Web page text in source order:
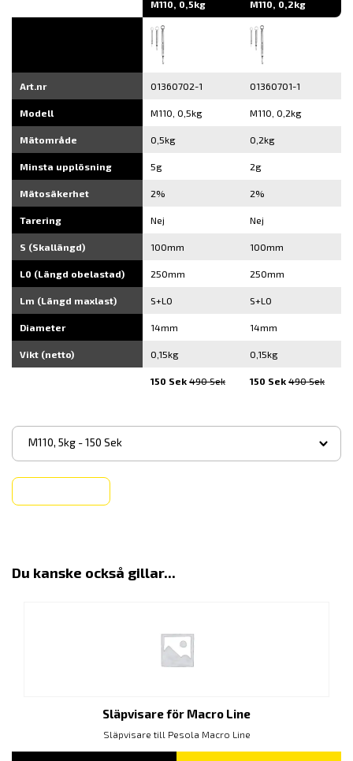
M110, 0,5kg M110, 0,2kg
Art.nr 01360702-1 01360701-1
Modell M110, 0,5kg M110, 0,2kg
Mätområde 0,5kg 0,2kg
Minsta upplösning 5g 2g
Mätosäkerhet 2% 2%
Tarering Nej Nej
S (Skallängd) 100mm 100mm
L0 (Längd obelastad) 250mm 250mm
Lm (Längd maxlast) S+L0 S+L0
Diameter 14mm 14mm
Vikt (netto) 0,15kg 0,15kg
150 Sek 490 Sek 150 Sek 490 Sek
M110, 5kg - 150 Sek
▾
Du kanske också gillar...
Släpvisare för Macro Line
Släpvisare till Pesola Macro Line